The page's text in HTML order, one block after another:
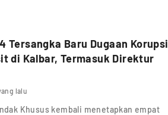
Tersangka Baru Dugaan Korupsi
di Kalbar, Termasuk Direktur
lalu
Khusus kembali menetapkan empat